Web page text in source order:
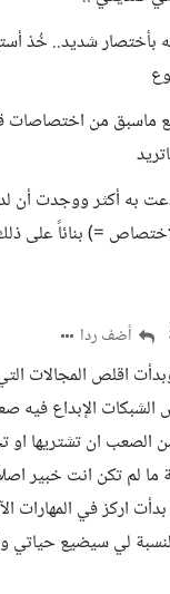
بأختصار شديد.. خُذ
ماسبق من اختصاصات
به أكثر ووجدت أن
=) بنائاً على
أضف ردا
اقلص المجالات
الإبداع فيه
ان تشتريها
لم تكن انت خبير
بدأت اركز في المهارات
لي سيضيع حياتي